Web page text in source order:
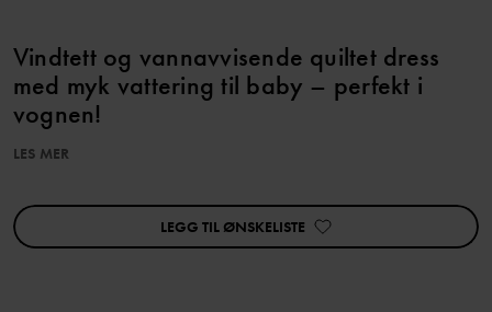
Vindtett og vannavvisende quiltet dress
med myk vattering til baby – perfekt i
vognen!
beskyttelse øverst som hindrer at den gnager mot hake og kinn.
Glidelåsen har også en vindklaff på innsiden som beskytter ekstra
mot kald luft.
LES MER
LEGG TIL ØNSKELISTE